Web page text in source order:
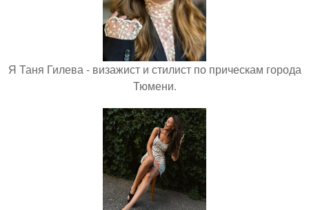
Я Таня Гилева - визажист и стилист по прическам города
Тюмени.